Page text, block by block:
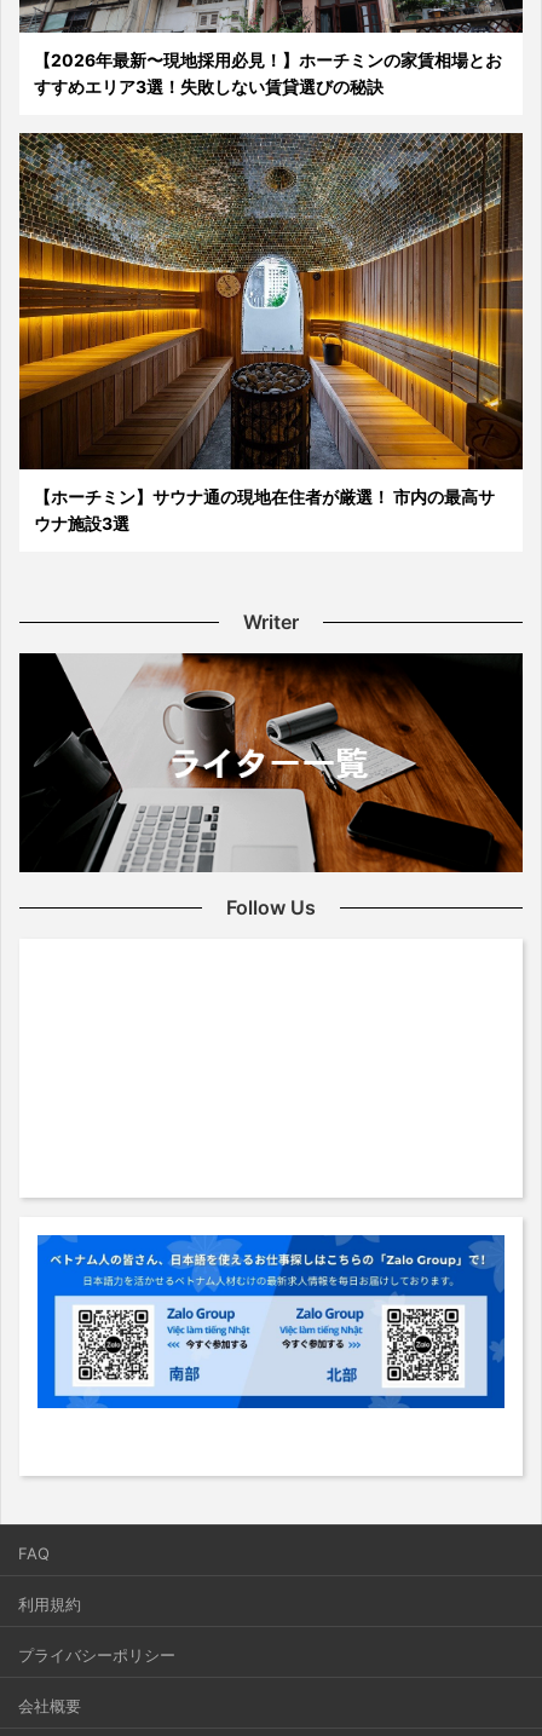
【2026年最新〜現地採用必見！】ホーチミンの家賃相場とお
すすめエリア3選！失敗しない賃貸選びの秘訣
【ホーチミン】サウナ通の現地在住者が厳選！ 市内の最高サ
ウナ施設3選
Writer
Follow Us
FAQ
利用規約
プライバシーポリシー
会社概要